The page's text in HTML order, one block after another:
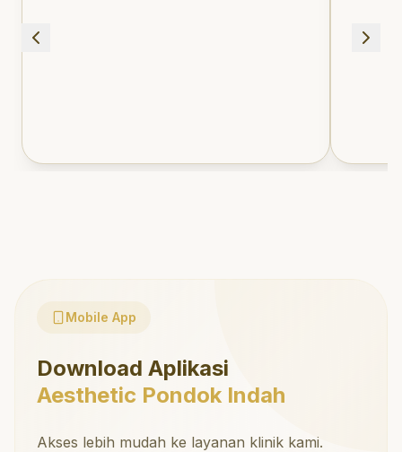
Mobile App
Download Aplikasi
Aesthetic Pondok Indah
Akses lebih mudah ke layanan klinik kami.